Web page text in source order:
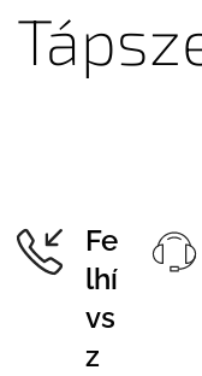
Fe
lhí
vs
z